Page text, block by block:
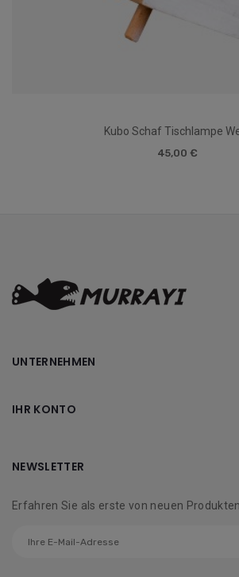
Kubo Schaf Tischlampe
45,00 €
UNTERNEHMEN
IHR KONTO
NEWSLETTER
Erfahren Sie als erste von neuen